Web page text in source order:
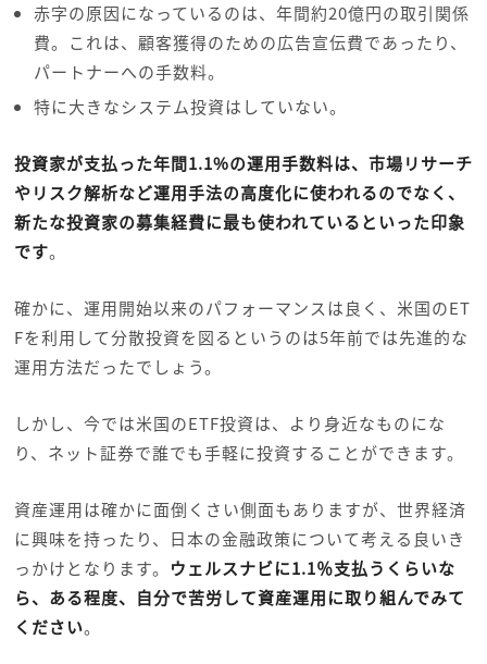
赤字の原因になっているのは、年間約20億円の取引関係
費。これは、顧客獲得のための広告宣伝費であったり、
パートナーへの手数料。
特に大きなシステム投資はしていない。
投資家が支払った年間1.1%の運用手数料は、市場リサーチ
やリスク解析など運用手法の高度化に使われるのでなく、
新たな投資家の募集経費に最も使われているといった印象
です。
確かに、運用開始以来のパフォーマンスは良く、米国のET
Fを利用して分散投資を図るというのは5年前では先進的な
運用方法だったでしょう。
しかし、今では米国のETF投資は、より身近なものにな
り、ネット証券で誰でも手軽に投資することができます。
資産運用は確かに面倒くさい側面もありますが、世界経済
に興味を持ったり、日本の金融政策について考える良いき
っかけとなります。 ウェルスナビに1.1％支払うくらいな
ら、ある程度、自分で苦労して資産運用に取り組んでみて
ください。